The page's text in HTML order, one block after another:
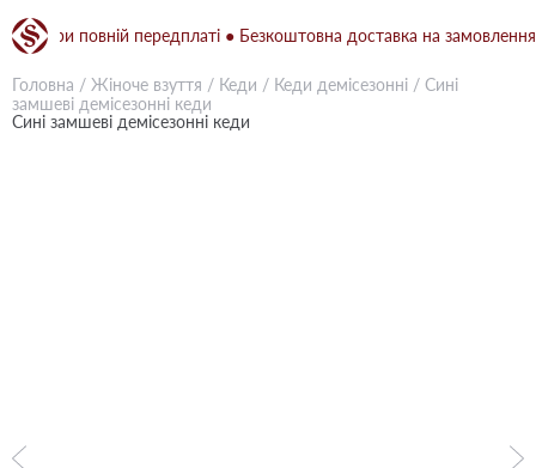
повній передплаті ● Безкоштовна доставка на замовлення
Головна / Жіноче взуття / Кеди / Кеди демісезонні / Сині
замшеві демісезонні кеди
Сині замшеві демісезонні кеди